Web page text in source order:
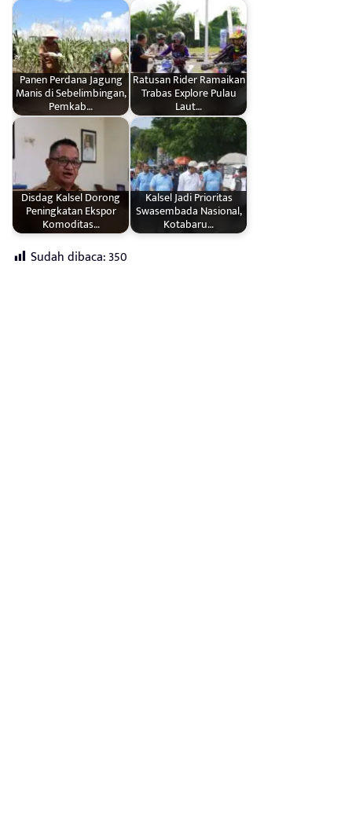
Panen Perdana Jagung
Manis di Sebelimbingan,
Pemkab…
Ratusan Rider Ramaikan
Trabas Explore Pulau
Laut…
Disdag Kalsel Dorong
Peningkatan Ekspor
Komoditas…
Kalsel Jadi Prioritas
Swasembada Nasional,
Kotabaru…
Sudah dibaca:350